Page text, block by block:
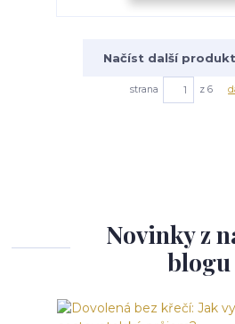
Načíst další
strana z 6
Novinky z
blogu